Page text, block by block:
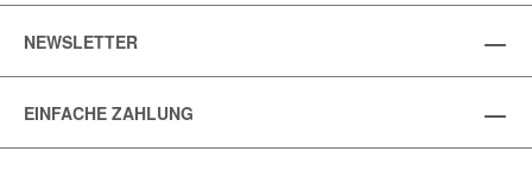
NEWSLETTER
EINFACHE ZAHLUNG